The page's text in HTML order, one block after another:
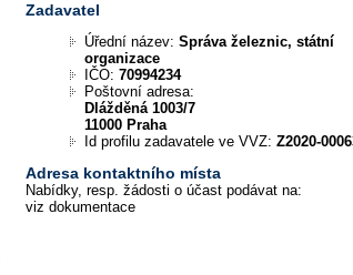
Zadavatel
Úřední název:Správa železnic, státní
organizace
IČO:70994234
Poštovní adresa:
Dlážděná 1003/7
11000 Praha
Id profilu zadavatele ve VVZ:Z2020-
Adresa kontaktního místa
Nabídky, resp. žádosti o účast podávat na:
viz dokumentace